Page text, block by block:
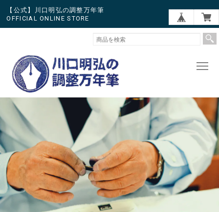
【公式】川口明弘の調整万年筆
OFFICIAL ONLINE STORE